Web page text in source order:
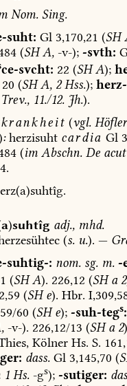
Nom.Sing.
suht: Gl3,170,21 (SH
(SHA, -v-); -svth:
ce-svcht: 22 (SHA);
20 (SHA,2Hss.);
11./12.Jh.).
(vgl.
: herzisuht cardia Gl
(im Abschn.De
a)suhtîg adj., mhd.
(s.u.). —
suhtig-: nom.sg.m. -
(SHA). 226,12 (SHa
(SHe). Hbr.
60 (SHe); -suh-tegs:
-v-). 226,12/13 (SHa2
KölnerHs. S.
: dass.Gl3,145,70 (
1Hs. -gs); -sutiger: